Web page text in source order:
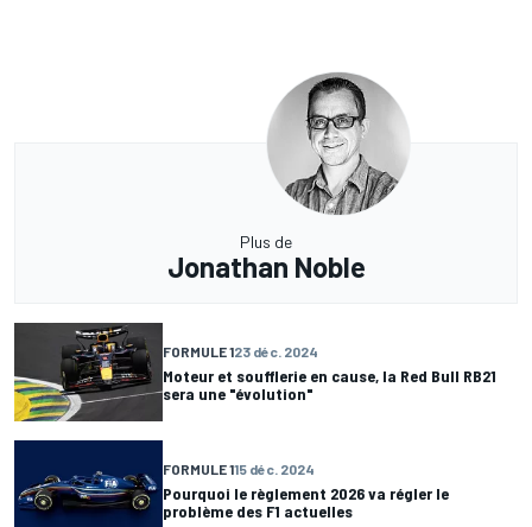
Plus de
Jonathan Noble
FORMULE 123 déc. 2024
Moteur et soufflerie en cause, la Red Bull RB21
sera une "évolution"
FORMULE 115 déc. 2024
Pourquoi le règlement 2026 va régler le
problème des F1 actuelles